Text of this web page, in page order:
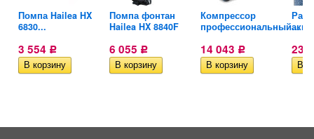
Помпа Hailea HX
6830...
3 554 Р
Помпа фонтан
Hailea HX 8840F
6 055 Р
Компрессор
профессиональный...
14 043 Р 231